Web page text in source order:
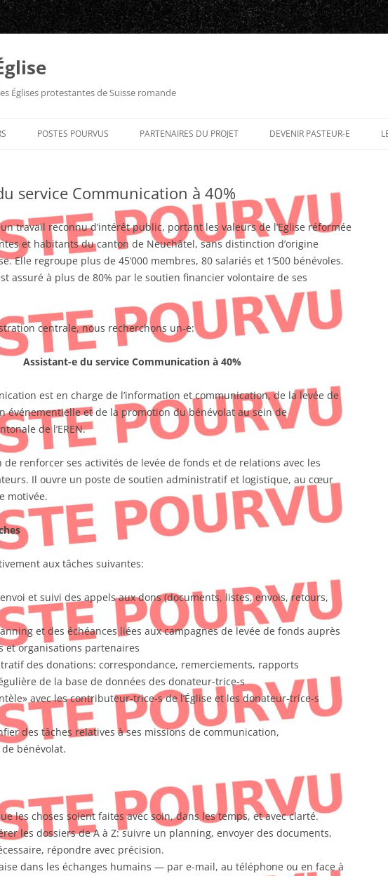
Églises protestantes de Suisse romande
POSTES POURVUS PARTENAIRES DU PROJET DEVENIR PASTEUR-E
service Communication à 40%
un travail reconnu d’intérêt public, portant les valeurs de l’Eglise réformée
et habitants du canton de Neuchâtel, sans distinction d’origine
Elle regroupe plus de 45’000 membres, 80 salariés et 1’500 bénévoles.
assuré à plus de 80% par le soutien financier volontaire de ses
centrale, nous recherchons un-e:
Assistant-e du service Communication à 40%
est en charge de l’information et communication, de la levée de
événementielle et de la promotion du bénévolat au sein de
de l’EREN.
de renforcer ses activités de levée de fonds et de relations avec les
Il ouvre un poste de soutien administratif et logistique, au cœur
motivée.
aux tâches suivantes:
et suivi des appels aux dons (documents, listes, envois, retours,
et des échéances liées aux campagnes de levée de fonds auprès
et organisations partenaires
des donations: correspondance, remerciements, rapports
de la base de données des donateur-trice-s
avec les contributeur-trice-s de l’Église et les donateur-trice-s
des tâches relatives à ses missions de communication,
bénévolat.
les choses soient faites avec soin, dans les temps, et avec clarté.
les dossiers de A à Z: suivre un planning, envoyer des documents,
répondre avec précision.
dans les échanges humains — par e-mail, au téléphone ou en face à